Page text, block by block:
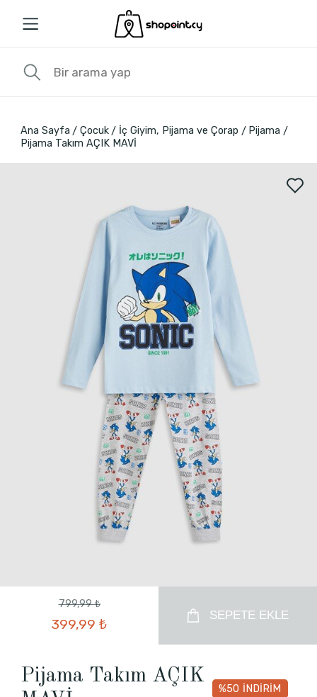
Ana Sayfa Çocuk İç Giyim, Pijama ve Çorap
Pijama
Pijama Takım AÇIK MAVİ
799,99 ₺
399,99 ₺
SEPETE EKLE
Pijama Takım AÇIK
%50 İNDİRİM